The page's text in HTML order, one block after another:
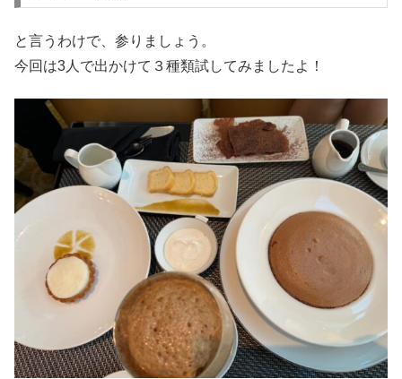
と言うわけで、参りましょう。
今回は3人で出かけて３種類試してみましたよ！